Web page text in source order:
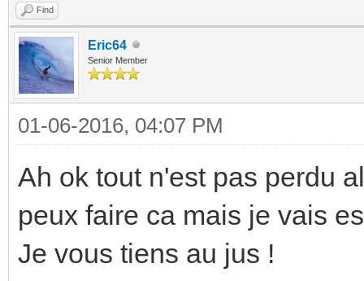
Find
Eric64
Senior Member
01-06-2016, 04:07 PM
Ah ok tout n'est pas perdu
peux faire ca mais je vais
Je vous tiens au jus !